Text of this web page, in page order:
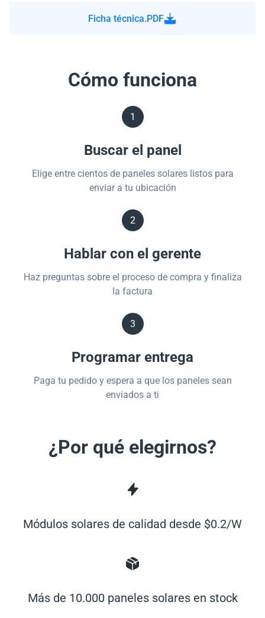
Ficha técnica.PDF
Cómo funciona
1
Buscar el panel
Elige entre cientos de paneles solares listos para
enviar a tu ubicación
2
Hablar con el gerente
Haz preguntas sobre el proceso de compra y finaliza
la factura
3
Programar entrega
Paga tu pedido y espera a que los paneles sean
enviados a ti
¿Por qué elegirnos?
Módulos solares de calidad desde $0.2/W
Más de 10.000 paneles solares en stock